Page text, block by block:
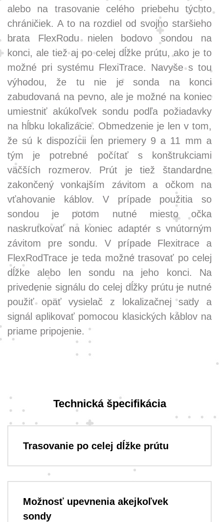
alebo na trasovanie celého priebehu týchto
chráničiek. A to na rozdiel od svojho staršieho
brata FlexRodu nielen bodovo sondou na
konci, ale tiež aj po celej dĺžke prútu, ako je to
možné pri systému FlexiTrace. Navyše s tou
výhodou, že tu nie je sonda na konci
zabudovaná na pevno, ale je možné na koniec
umiestniť akúkoľvek sondu podľa požiadavky
na hĺbku lokalizácie. Obmedzenie je len v tom,
že sú k dispozícii len priemery 9 a 11 mm a
tým je potrebné počítať s konštrukciami
väčších rozmerov. Prút je tiež štandardne
zakončený vonkajším závitom a očkom na
vťahovanie káblov. V prípade použitia so
sondou je potom nutné miesto očka
naskrutkovať na koniec adaptér s vnútorným
závitom pre sondu. V prípade Flexitrace a
FlexRodTrace je teda možné trasovať po celej
dĺžke alebo len sondu na jeho konci. Na
privedenie signálu do celej dĺžky prútu je nutné
použiť opäť vysielač z lokalizačnej sady a
signál aplikovať pomocou klasických káblov na
priame pripojenie.
Technická špecifikácia
Trasovanie po celej dĺžke prútu
Možnosť upevnenia akejkoľvek
sondy